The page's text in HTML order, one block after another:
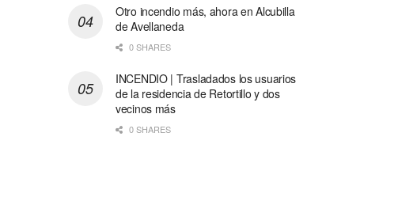
Otro incendio más, ahora en Alcubilla
de Avellaneda
0 SHARES
INCENDIO | Trasladados los usuarios
de la residencia de Retortillo y dos
vecinos más
0 SHARES